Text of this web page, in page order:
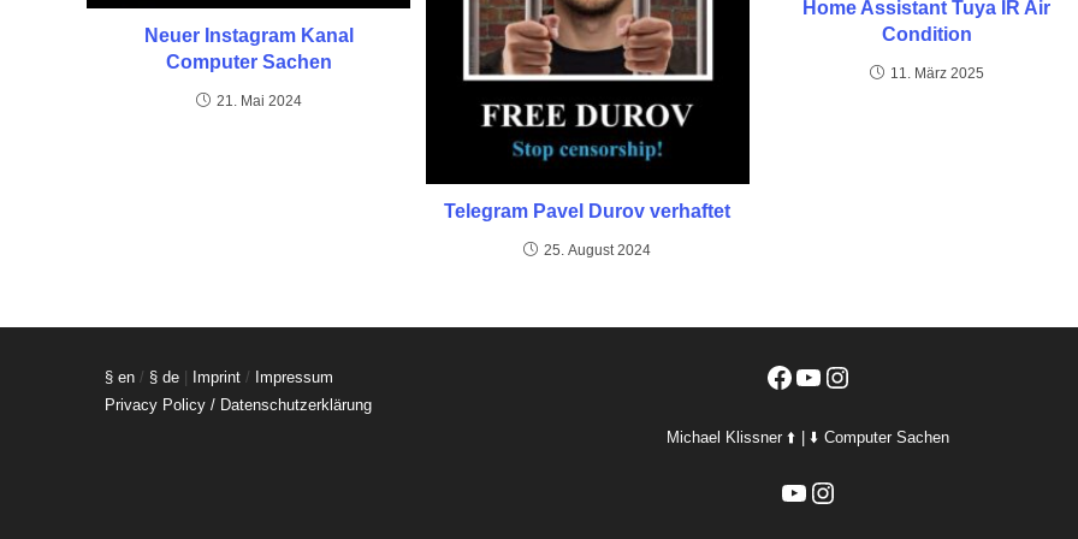
Neuer Instagram Kanal
Computer Sachen
21. Mai 2024
Telegram Pavel Durov verhaftet
25. August 2024
Home Assistant Tuya IR Air
Condition
11. März 2025
§ en / § de | Imprint / Impressum
Privacy Policy / Datenschutzerklärung
Facebook
YouTubeInstagram
Michael Klissner ⬆️ | ⬇️ Computer Sachen
YouTubeInstagram